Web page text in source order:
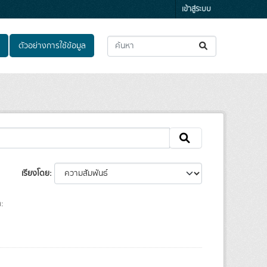
เข้าสู่ระบบ
ตัวอย่างการใช้ข้อมูล
เรียงโดย